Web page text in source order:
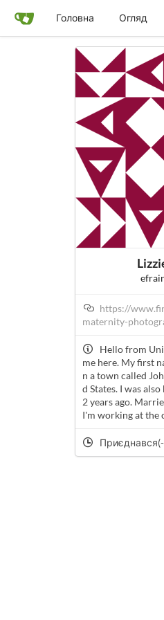
Головна Огляд
https://
maternity-
Hello from
me here. My first
n a town called
d States. I was
2 years ago.
I'm working at the